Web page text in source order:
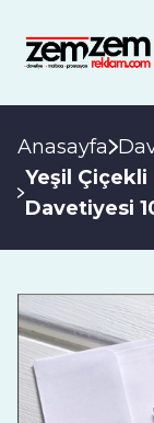
Anasayfa
Yeşil Çiçekli
Davetiyesi